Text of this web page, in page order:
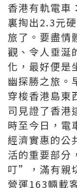
香港有軌電
裏掏出2.3元
旅了。要盡情
觀、令人垂涎
化，最好便是
幽探勝之旅。
穿梭香港島東
司見證了香港
時至今日，電
經濟實惠的公
活的重要部
叮”，滿有親
營運163輛載